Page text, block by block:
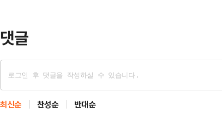
댓글
최신순 찬성순 반대순